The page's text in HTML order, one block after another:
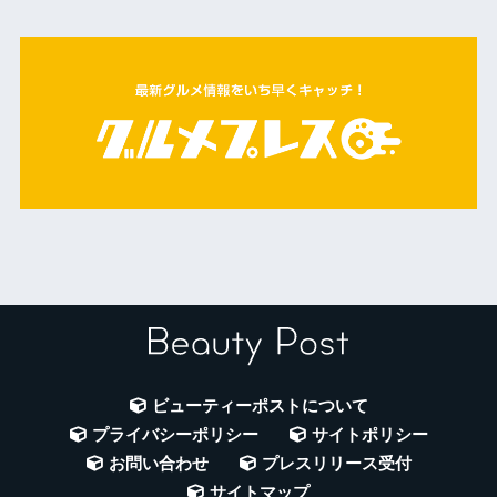
ビューティーポストについて
プライバシーポリシー
サイトポリシー
お問い合わせ
プレスリリース受付
サイトマップ